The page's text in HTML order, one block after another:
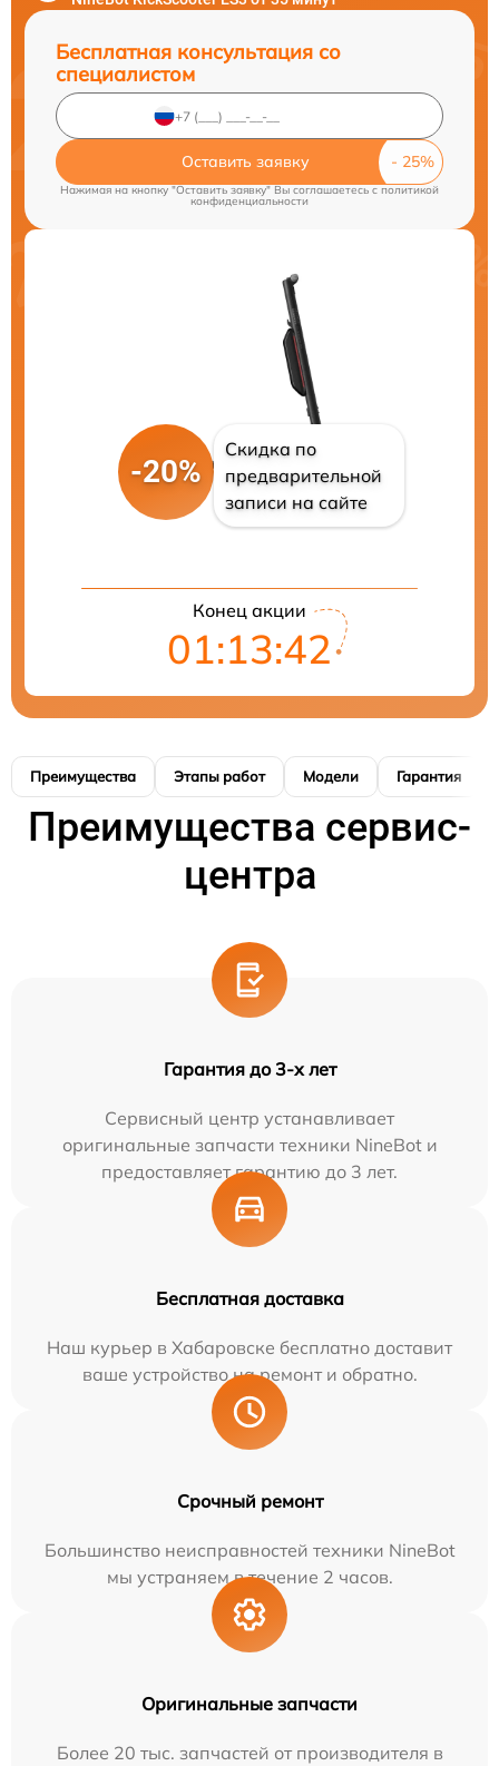
Бесплатная консультация со
специалистом
Оставить заявку
Нажимая на кнопку "Оставить заявку" Вы соглашаетесь c политикой
конфиденциальности
-20%
Скидка по
предварительной
записи на сайте
Конец акции
01:13:41
Преимущества Этапы работ Модели Гарантия
Преимущества сервис-
центра
Гарантия до 3-х лет
Сервисный центр устанавливает
оригинальные запчасти техники NineBot и
предоставляет гарантию до 3 лет.
Бесплатная доставка
Наш курьер в Хабаровске бесплатно доставит
ваше устройство на ремонт и обратно.
Срочный ремонт
Большинство неисправностей техники NineBot
мы устраняем в течение 2 часов.
Оригинальные запчасти
Более 20 тыс. запчастей от производителя в